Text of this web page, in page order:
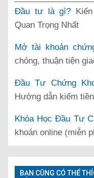
Đầu tư là gì?
Quan Trọng Nhất
Mở tài khoản
chóng, thuận tiện
Đầu Tư Chứng
Hướng dẫn kiếm
Khóa Học Đầu Tư
khoán online (miễn
BẠN CŨNG CÓ THỂ